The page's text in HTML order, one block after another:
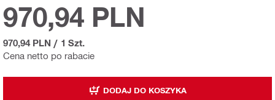
Cena netto po rabacie
970,94 PLN
970,94 PLN / 1 Szt.
DODAJ DO KOSZYKA